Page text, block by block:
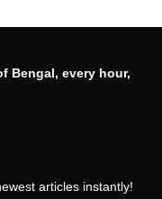
Bengal, every hour,
articles instantly!